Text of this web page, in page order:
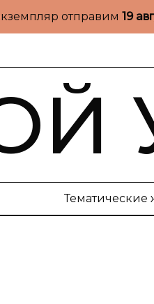
отправим 19
Тематические